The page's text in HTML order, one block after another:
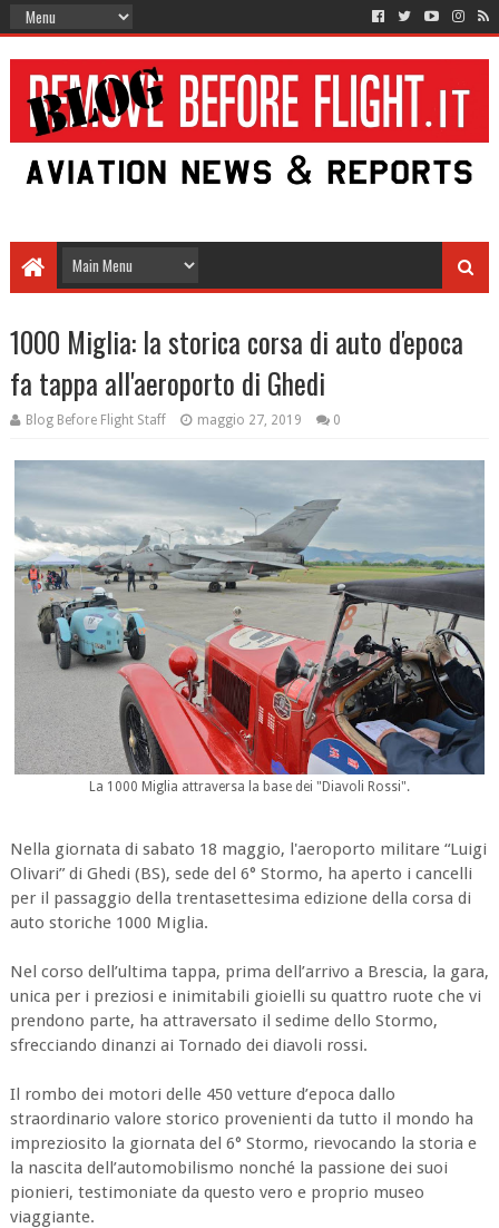
1000 Miglia: la storica corsa di auto d'epoca
fa tappa all'aeroporto di Ghedi
Blog Before Flight Staff maggio 27, 2019 0
La 1000 Miglia attraversa la base dei "Diavoli Rossi".
Nella giornata di sabato 18 maggio, l'aeroporto militare “Luigi
Olivari” di Ghedi (BS), sede del 6° Stormo, ha aperto i cancelli
per il passaggio della trentasettesima edizione della corsa di
auto storiche 1000 Miglia.
Nel corso dell’ultima tappa, prima dell’arrivo a Brescia, la gara,
unica per i preziosi e inimitabili gioielli su quattro ruote che vi
prendono parte, ha attraversato il sedime dello Stormo,
sfrecciando dinanzi ai Tornado dei diavoli rossi.
Il rombo dei motori delle 450 vetture d’epoca dallo
straordinario valore storico provenienti da tutto il mondo ha
impreziosito la giornata del 6° Stormo, rievocando la storia e
la nascita dell’automobilismo nonché la passione dei suoi
pionieri, testimoniate da questo vero e proprio museo
viaggiante.